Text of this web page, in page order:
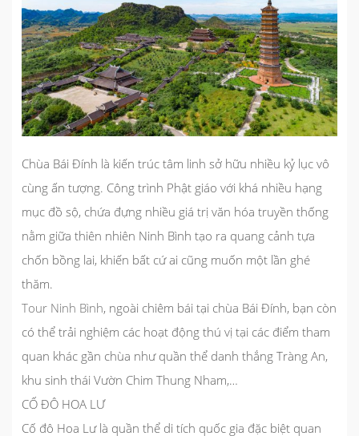
Chùa Bái Đính là kiến trúc tâm linh sở hữu nhiều kỷ lục vô
cùng ấn tượng. Công trình Phật giáo với khá nhiều hạng
mục đồ sộ, chứa đựng nhiều giá trị văn hóa truyền thống
nằm giữa thiên nhiên Ninh Bình tạo ra quang cảnh tựa
chốn bồng lai, khiến bất cứ ai cũng muốn một lần ghé
thăm.
Tour Ninh Bình, ngoài chiêm bái tại chùa Bái Đính, bạn còn
có thể trải nghiệm các hoạt động thú vị tại các điểm tham
quan khác gần chùa như quần thể danh thắng Tràng An,
khu sinh thái Vườn Chim Thung Nham,…
CỐ ĐÔ HOA LƯ
Cố đô Hoa Lưlà quần thể di tích quốc gia đặc biệt quan